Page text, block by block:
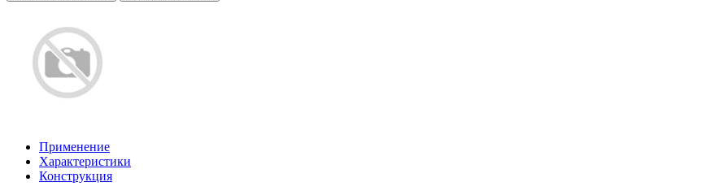
Применение
Характеристики
Конструкция